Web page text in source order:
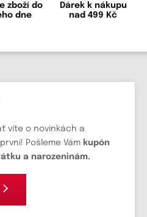
zboží do
dne
Dárek k nákupu
nad 499 Kč
víte o novinkách a
Pošleme Vám kupón
a narozeninám.